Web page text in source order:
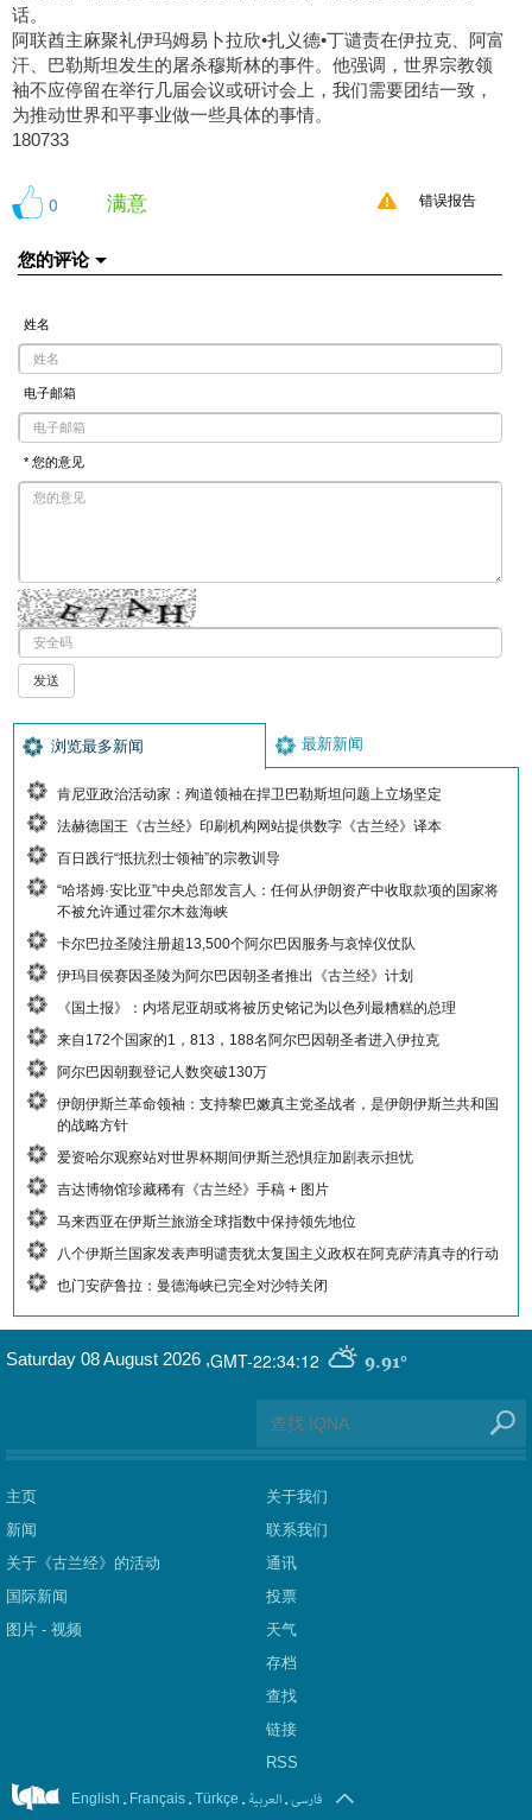
话。
阿联酋主麻聚礼伊玛姆易卜拉欣•扎义德•丁谴责在伊拉克、阿富
汗、巴勒斯坦发生的屠杀穆斯林的事件。他强调，世界宗教领
袖不应停留在举行几届会议或研讨会上，我们需要团结一致，
为推动世界和平事业做一些具体的事情。
180733
0 满意 错误报告
您的评论
姓名
电子邮箱
* 您的意见
浏览最多新闻 最新新闻
肯尼亚政治活动家：殉道领袖在捍卫巴勒斯坦问题上立场坚定
法赫德国王《古兰经》印刷机构网站提供数字《古兰经》译本
百日践行“抵抗烈士领袖”的宗教训导
“哈塔姆·安比亚”中央总部发言人：任何从伊朗资产中收取款项的国家将
不被允许通过霍尔木兹海峡
卡尔巴拉圣陵注册超13,500个阿尔巴因服务与哀悼仪仗队
伊玛目侯赛因圣陵为阿尔巴因朝圣者推出《古兰经》计划
《国土报》：内塔尼亚胡或将被历史铭记为以色列最糟糕的总理
来自172个国家的1，813，188名阿尔巴因朝圣者进入伊拉克
阿尔巴因朝觐登记人数突破130万
伊朗伊斯兰革命领袖：支持黎巴嫩真主党圣战者，是伊朗伊斯兰共和国
的战略方针
爱资哈尔观察站对世界杯期间伊斯兰恐惧症加剧表示担忧
吉达博物馆珍藏稀有《古兰经》手稿 + 图片
马来西亚在伊斯兰旅游全球指数中保持领先地位
八个伊斯兰国家发表声明谴责犹太复国主义政权在阿克萨清真寺的行动
也门安萨鲁拉：曼德海峡已完全对沙特关闭
GMT-22:34:12 9.91°
Saturday 08 August 2026 ,
主页
新闻
关于《古兰经》的活动
国际新闻
图片 - 视频
关于我们
联系我们
通讯
投票
天气
存档
查找
链接
RSS
English . Français .Türkçe .العربیة.فارسی